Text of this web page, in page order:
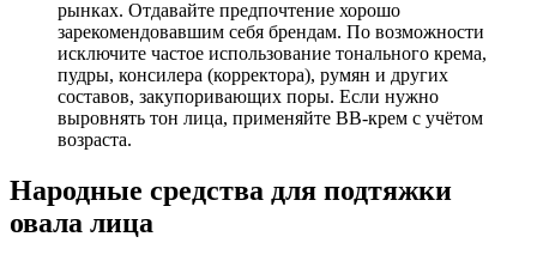
рынках. Отдавайте предпочтение хорошо
зарекомендовавшим себя брендам. По возможности
исключите частое использование тонального крема,
пудры, консилера (корректора), румян и других
составов, закупоривающих поры. Если нужно
выровнять тон лица, применяйте ВВ-крем с учётом
возраста.
Народные средства для подтяжки
овала лица